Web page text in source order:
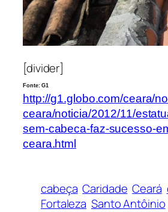
[divider]
Fonte: G1
http://g1.globo.com/ceara/
ceara/noticia/2012/11/
sem-cabeca-faz-sucesso-
ceara.html
cabeça Caridade Ceará
Fortaleza Santo Antôinio